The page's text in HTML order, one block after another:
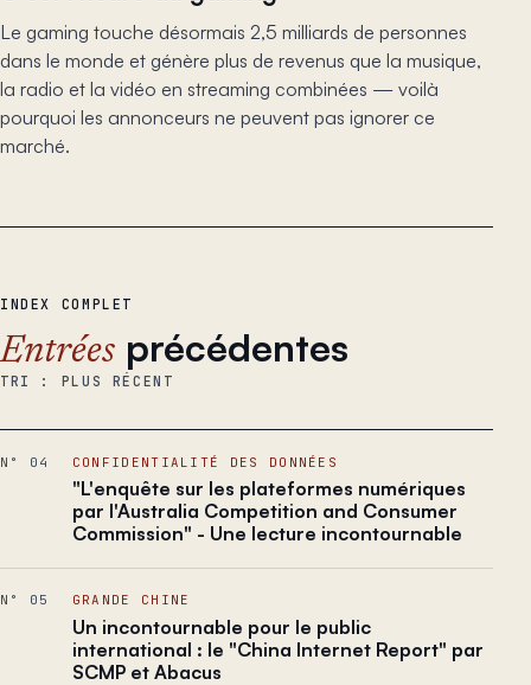
Le gaming touche désormais 2,5 milliards de personnes
dans le monde et génère plus de revenus que la musique,
la radio et la vidéo en streaming combinées — voilà
pourquoi les annonceurs ne peuvent pas ignorer ce
marché.
INDEX COMPLET
Entrées précédentes
TRI : PLUS RÉCENT
N° 04 CONFIDENTIALITÉ DES DONNÉES
"L'enquête sur les plateformes numériques
par l'Australia Competition and Consumer
Commission" - Une lecture incontournable
N° 05 GRANDE CHINE
Un incontournable pour le public
international : le "China Internet Report" par
SCMP et Abacus